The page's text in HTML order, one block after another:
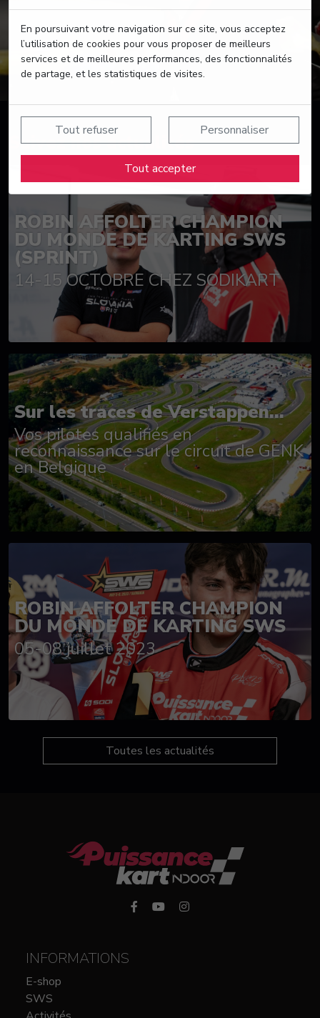
En poursuivant votre navigation sur ce site, vous acceptez
l’utilisation de cookies pour vous proposer de meilleurs
services et de meilleures performances, des fonctionnalités
de partage, et les statistiques de visites.
Tout refuser Personnaliser
Tout accepter
Suivez nos actualités
ROBIN AFFOLTER CHAMPION
DU MONDE DE KARTING SWS
(SPRINT)
14-15 OCTOBRE CHEZ SODIKART
Sur les traces de Verstappen...
Vos pilotes qualifiés en
reconnaissance sur le circuit de GENK
en Belgique
ROBIN AFFOLTER CHAMPION
DU MONDE DE KARTING SWS
05-08 juillet 2023
Toutes les actualités
INFORMATIONS
E-shop
SWS